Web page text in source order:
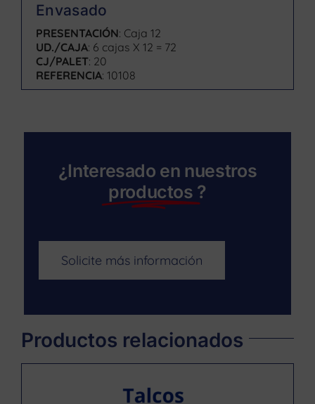
Envasado
PRESENTACIÓN: Caja 12
UD./CAJA: 6 cajas X 12 = 72
CJ/PALET: 20
REFERENCIA: 10108
¿Interesado en nuestros
productos ?
Solicite más información
Productos relacionados